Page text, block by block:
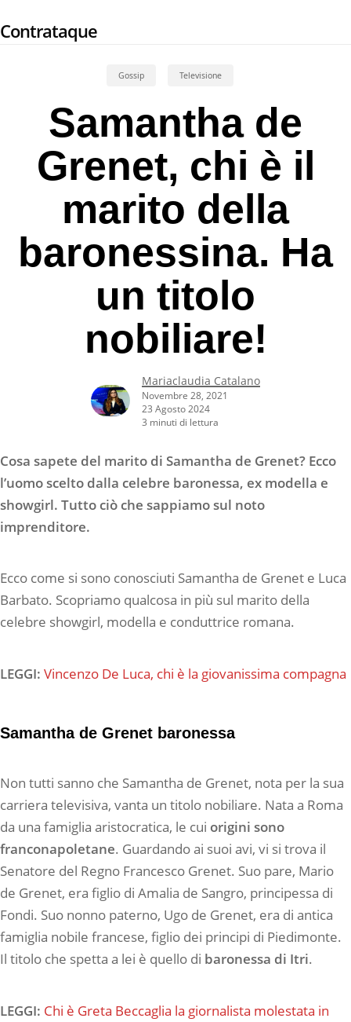
to
Contrataque
Gossip Televisione
Samantha de
Grenet, chi è il
marito della
baronessina. Ha
un titolo
nobiliare!
Mariaclaudia Catalano
Novembre 28, 2021
23 Agosto 2024
3 minuti di lettura
Cosa sapete del marito di Samantha de Grenet? Ecco
l’uomo scelto dalla celebre baronessa, ex modella e
showgirl. Tutto ciò che sappiamo sul noto
imprenditore.
Ecco come si sono conosciuti Samantha de Grenet e Luca
Barbato. Scopriamo qualcosa in più sul marito della
celebre showgirl, modella e conduttrice romana.
LEGGI: Vincenzo De Luca, chi è la giovanissima compagna
Samantha de Grenet baronessa
Non tutti sanno che Samantha de Grenet, nota per la sua
carriera televisiva, vanta un titolo nobiliare. Nata a Roma
da una famiglia aristocratica, le cui origini sono
franconapoletane. Guardando ai suoi avi, vi si trova il
Senatore del Regno Francesco Grenet. Suo pare, Mario
de Grenet, era figlio di Amalia de Sangro, principessa di
Fondi. Suo nonno paterno, Ugo de Grenet, era di antica
famiglia nobile francese, figlio dei principi di Piedimonte.
Il titolo che spetta a lei è quello di baronessa di Itri.
LEGGI: Chi è Greta Beccaglia la giornalista molestata in